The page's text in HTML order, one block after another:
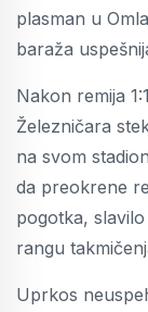
plasman u
baraža
Nakon remija
Železničara
na svom
da preokrene
pogotka,
rangu
Uprkos